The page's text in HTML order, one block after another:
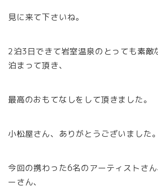
見に来て下さいね。
2泊3日できて岩室温泉のとっても素敵
泊まって頂き、
最高のおもてなしをして頂きました。
小松屋さん、ありがとうございました。
今回の携わった6名のアーティストさ
ーさん、